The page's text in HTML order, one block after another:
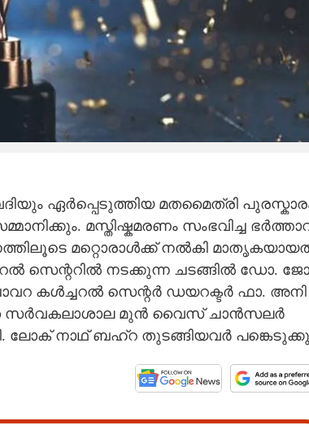
​ഏ​ർ​പ്പെ​ടു​ത്തി​യ​ ​മ​ത​മൈ​ത്രി​
​മ​സ്തി​ഷ്ക​മ​ര​ണം​ ​സം​ഭ​വി​ച്ച​
​മ​റ്റൊ​രാ​ൾ​ക്ക് ​ന​ൽ​കി​
​സെ​ന്റ​റി​ൽ​ ​ന​ട​ക്കു​ന്ന​ ​ച​ട​ങ്ങി​ൽ​ ​ഡോ.​ ​ജോ​
​ക​ൾ​ച്ച​റ​ൽ​ ​സെ​ന്റ​ർ​ ​ഡ​യ​റ​ക്ട​ർ​ ​ഫാ.​ ​അ​നി​
​സ​ർ​വ​ക​ലാ​ശാ​ല​ ​മു​ൻ​ ​വൈ​സ് ​ചാ​ൻ​സ​ല​ർ​
​ലോ​ക് ​നാ​ഥ് ​ബ​ഹ്‌​റ​ ​തു​ട​ങ്ങി​യ​വ​ർ​